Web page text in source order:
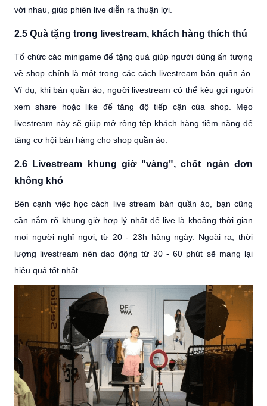
với nhau, giúp phiên live diễn ra thuận lợi.
2.5 Quà tặng trong livestream, khách hàng thích thú
Tổ chức các minigame để tặng quà giúp người dùng ấn tượng
về shop chính là một trong các cách livestream bán quần áo.
Ví dụ, khi bán quần áo, người livestream có thể kêu gọi người
xem share hoặc like để tăng độ tiếp cận của shop. Mẹo
livestream này sẽ giúp mở rộng tệp khách hàng tiềm năng để
tăng cơ hội bán hàng cho shop quần áo.
2.6 Livestream khung giờ "vàng", chốt ngàn đơn
không khó
Bên cạnh việc học cách live stream bán quần áo, bạn cũng
cần nắm rõ khung giờ hợp lý nhất để live là khoảng thời gian
mọi người nghỉ ngơi, từ 20 - 23h hàng ngày. Ngoài ra, thời
lượng livestream nên dao động từ 30 - 60 phút sẽ mang lại
hiệu quả tốt nhất.